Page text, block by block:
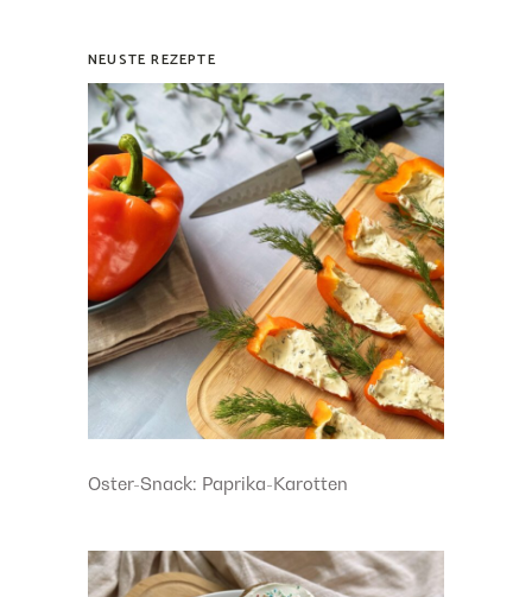
NEUSTE REZEPTE
Oster-Snack: Paprika-Karotten